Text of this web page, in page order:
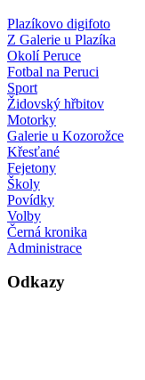
Plazíkovo digifoto
Z Galerie u Plazíka
Okolí Peruce
Fotbal na Peruci
Sport
Židovský hřbitov
Motorky
Galerie u Kozorožce
Křesťané
Fejetony
Školy
Povídky
Volby
Černá kronika
Administrace
Odkazy